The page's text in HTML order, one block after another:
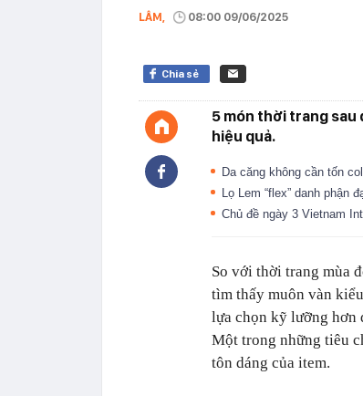
LÂM, 08:00 09/06/2025
Chia sẻ
5 món thời trang sau
hiệu quả.
Da căng không cần tốn
Lọ Lem “flex” danh phận
Chủ đề ngày 3 Vietnam
So với thời trang mùa
tìm thấy muôn vàn
lựa chọn kỹ lưỡng hơn
Một trong những tiêu
tôn dáng của item.